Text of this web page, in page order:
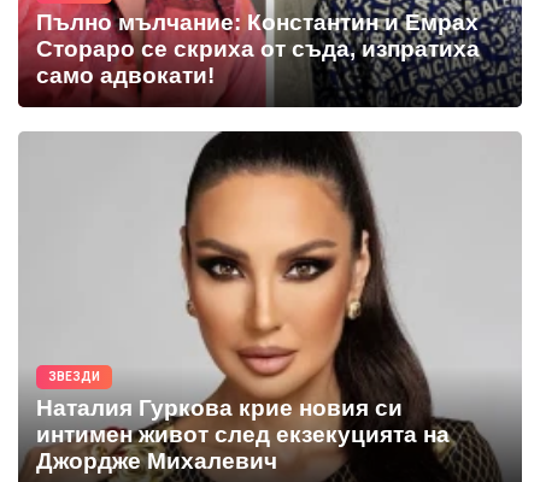
Пълно мълчание: Константин и Емрах
Стораро се скриха от съда, изпратиха
само адвокати!
ЗВЕЗДИ
Наталия Гуркова крие новия си
интимен живот след екзекуцията на
Джордже Михалевич